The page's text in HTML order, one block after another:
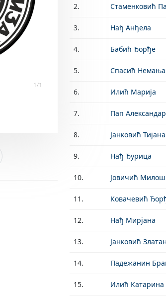
2. Стаменковић
3. Нађ Анђела
4. Бабић Ђорђе
5. Спасић Немања
6. Илић Марија
7. Пап Александар
8. Јанковић Тијана
9. Нађ Ђурица
10. Јовичић Милош
11. Ковачевић
12. Нађ Мирјана
13. Јанковић Златан
14. Падежанин
15. Илић Катарина